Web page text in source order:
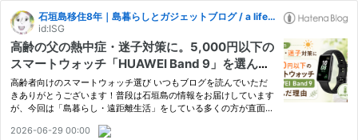
石垣島移住8年｜島暮らしとガジェットブログ / a life in Ishigaki island, Okinawa.
id:ISG
高齢の父の熱中症・迷子対策に。5,000円以下の
スマートウォッチ「HUAWEI Band 9」を選んだ
理由
高齢者向けのスマートウォッチ選び いつもブログを読んでいただ
きありがとうございます！普段は石垣島の情報をお届けしています
が、今回は「島暮らし・遠距離生活」をしている多くの方が直面す
アルな熱中症・迷子対策をご紹介します。 実は最近、私の高齢の…
2026-06-29 00:00